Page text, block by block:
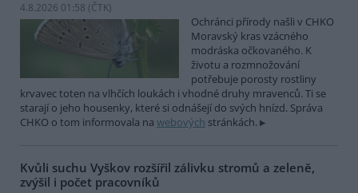
4.8.2026 01:58 (ČTK)
Ochránci přírody našli v CHKO
Moravský kras vzácného
modráska očkovaného. K
životu a rozmnožování
potřebuje porosty rostliny
krvavec toten na vlhčích loukách i vhodné druhy mravenců. Ti se
starají o jeho housenky, které si odnášejí do svých hnízd. Správa
CHKO o tom informovala na webových stránkách.
Kvůli suchu Vyškov rozšířil zálivku stromů a zeleně,
zvýšil i počet pracovníků